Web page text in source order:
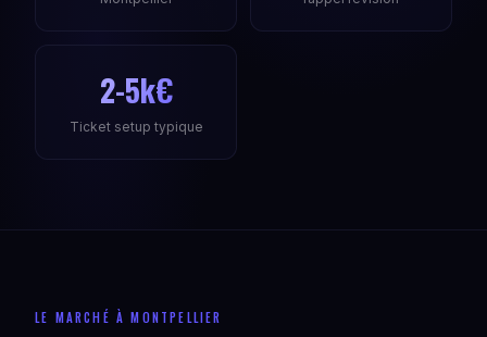
2-5k€
Ticket setup typique
LE MARCHÉ À MONTPELLIER